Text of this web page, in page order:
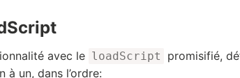
avec le loadScript
promisifié,
à un, dans l’ordre: